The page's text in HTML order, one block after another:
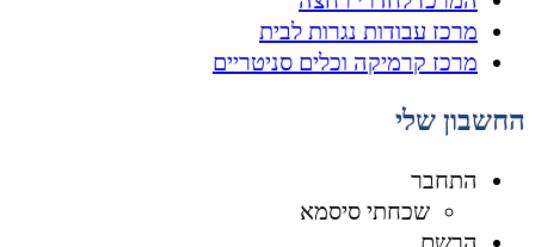
מרכז עבודות נגרות לבית
מרכז קרמיקה וכלים סניטריים
החשבון שלי
התחבר
שכחתי סיסמא